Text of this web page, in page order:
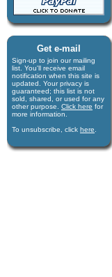
Get e-mail
Sign-up to join our mail­ing
list. You'll receive e­mail
notification when this site is
updated. Your privacy is
guaran­teed; this list is not
sold, shared, or used for any
other purpose. Click here for
more infor­mation.
To unsubscribe, click here